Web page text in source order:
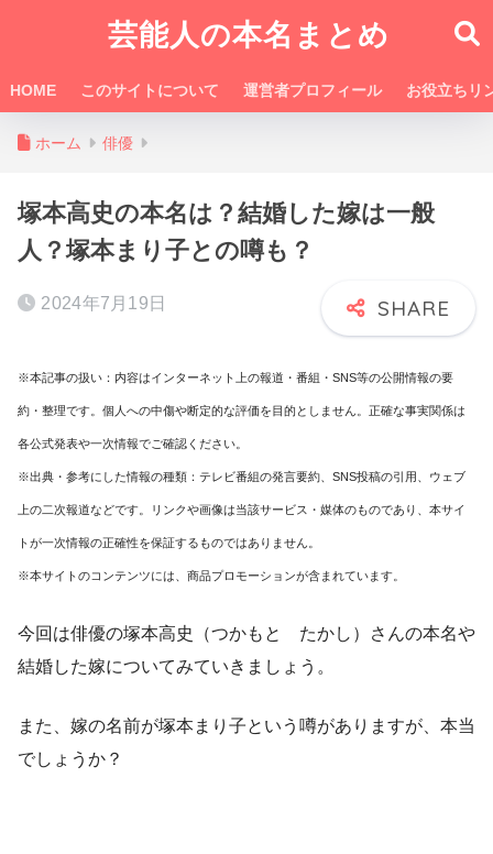
芸能人の本名まとめ
HOME このサイトについて 運営者プロフィール お役立ちリ
ホーム 俳優
塚本高史の本名は？結婚した嫁は一般
人？塚本まり子との噂も？
2024年7月19日
※本記事の扱い：内容はインターネット上の報道・番組・SNS等の公開情報の要
約・整理です。個人への中傷や断定的な評価を目的としません。正確な事実関係は
各公式発表や一次情報でご確認ください。
※出典・参考にした情報の種類：テレビ番組の発言要約、SNS投稿の引用、ウェブ
上の二次報道などです。リンクや画像は当該サービス・媒体のものであり、本サイ
トが一次情報の正確性を保証するものではありません。
※本サイトのコンテンツには、商品プロモーションが含まれています。
今回は俳優の塚本高史（つかもと たかし）さんの本名や
結婚した嫁についてみていきましょう。
また、嫁の名前が塚本まり子という噂がありますが、本当
でしょうか？